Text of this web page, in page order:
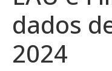
dados
2024